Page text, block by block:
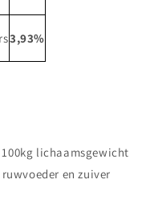
3,93%
100kg lichaamsgewicht
en zuiver